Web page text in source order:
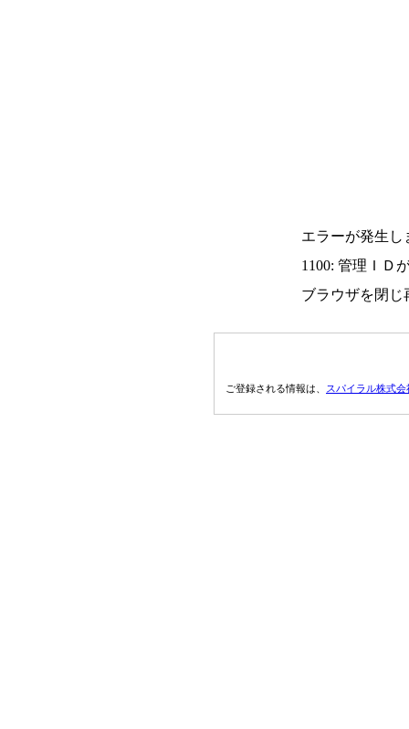
エラーが発生し
1100: 管理ＩＤ
ブラウザを閉じ
ご登録される情報は、 スパイラル株式会